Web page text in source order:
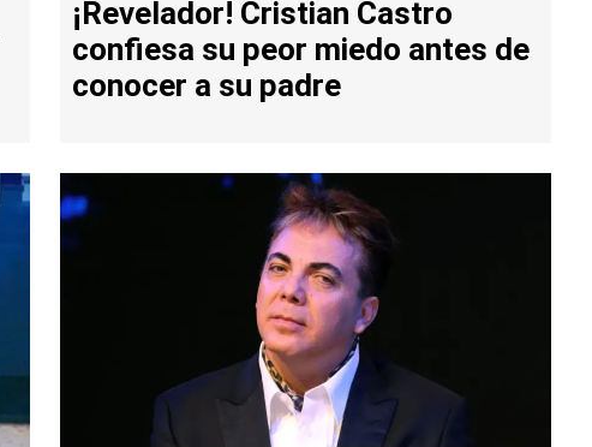
¡Revelador! Cristian Castro
confiesa su peor miedo antes de
conocer a su padre